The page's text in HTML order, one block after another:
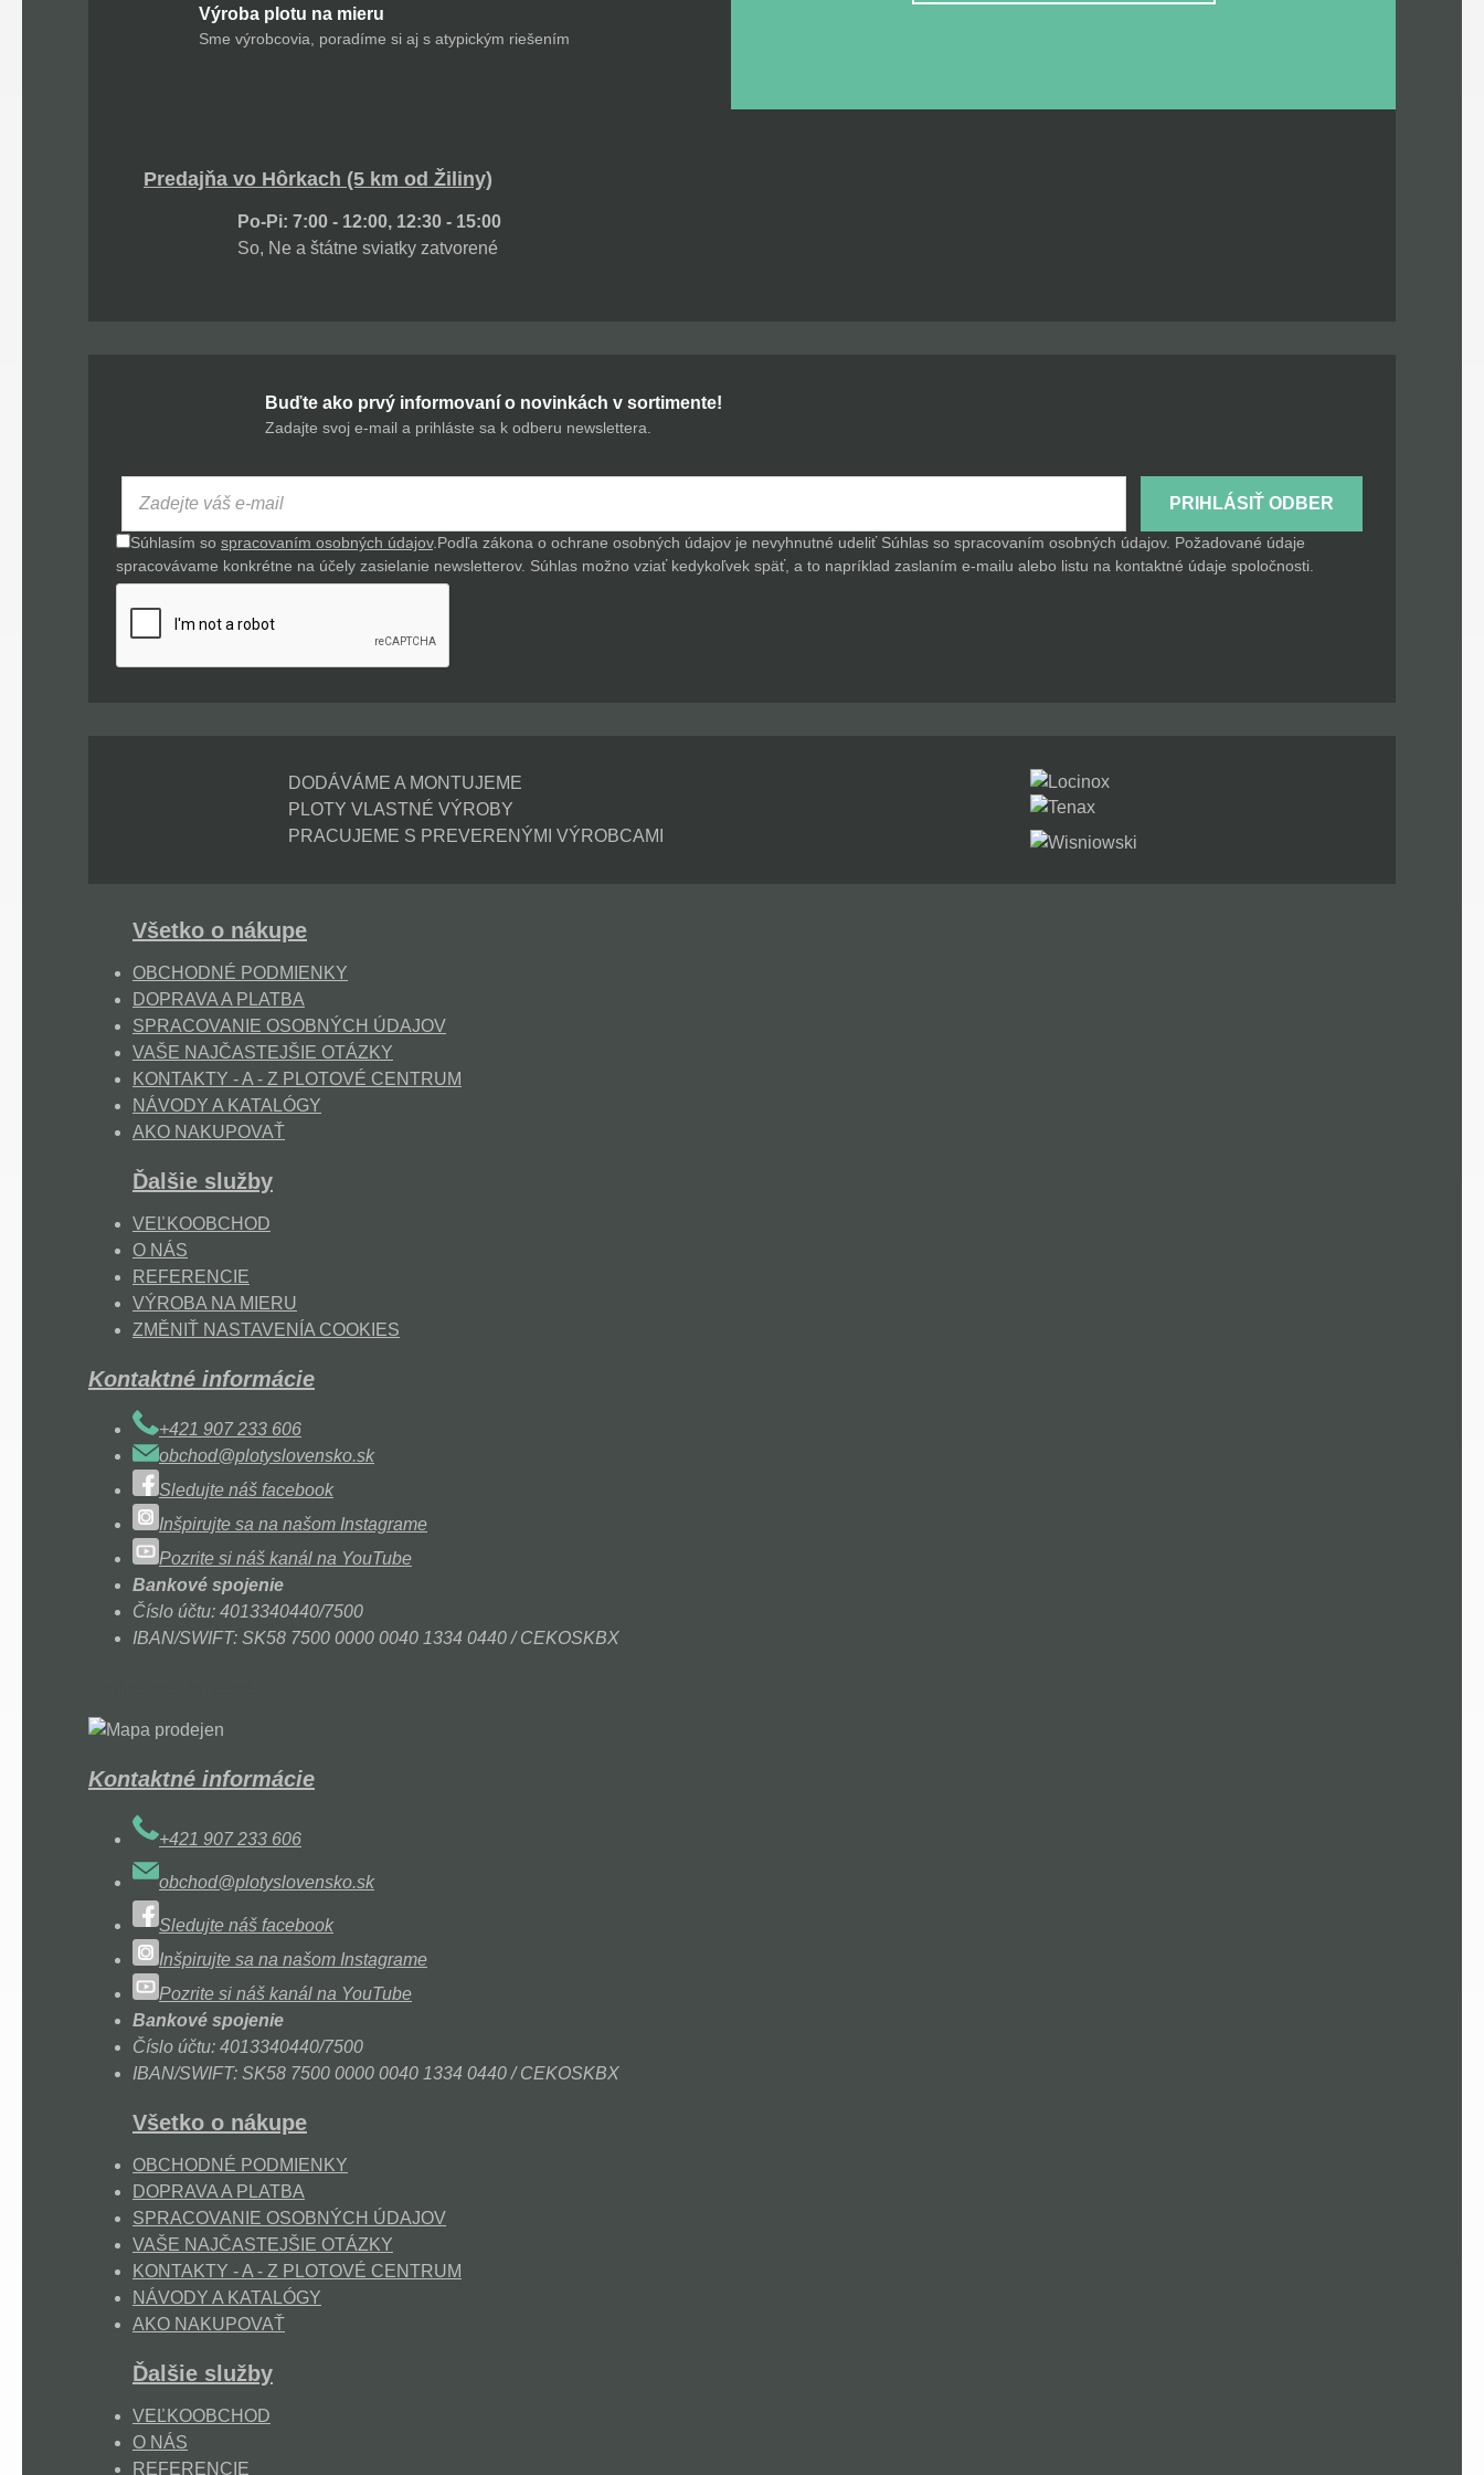
Výroba plotu na mieru
Sme výrobcovia, poradíme si aj s atypickým riešením
Predajňa vo Hôrkach (5 km od Žiliny)
Po-Pi: 7:00 - 12:00, 12:30 - 15:00
So, Ne a štátne sviatky zatvorené
Buďte ako prvý informovaní o novinkách v sortimente!
Zadajte svoj e-mail a prihláste sa k odberu newslettera.
PRIHLÁSIŤ ODBER
Súhlasím so spracovaním osobných údajov. Podľa zákona o ochrane osobných údajov je nevyhnutné udeliť Súhlas so spracovaním osobných údajov. Požadované údaje
spracovávame konkrétne na účely zasielanie newsletterov. Súhlas možno vziať kedykoľvek späť, a to napríklad zaslaním e-mailu alebo listu na kontaktné údaje spoločnosti.
DODÁVÁME A MONTUJEME
PLOTY VLASTNÉ VÝROBY
PRACUJEME S PREVERENÝMI VÝROBCAMI
Všetko o nákupe
OBCHODNÉ PODMIENKY
DOPRAVA A PLATBA
SPRACOVANIE OSOBNÝCH ÚDAJOV
VAŠE NAJČASTEJŠIE OTÁZKY
KONTAKTY - A - Z PLOTOVÉ CENTRUM
NÁVODY A KATALÓGY
AKO NAKUPOVAŤ
Ďalšie služby
VEĽKOOBCHOD
O NÁS
REFERENCIE
VÝROBA NA MIERU
ZMĚNIŤ NASTAVENÍA COOKIES
Kontaktné informácie
+421 907 233 606
obchod@plotyslovensko.sk
Sledujte náš facebook
Inšpirujte sa na našom Instagrame
Pozrite si náš kanál na YouTube
Bankové spojenie
Číslo účtu: 4013340440/7500
IBAN/SWIFT: SK58 7500 0000 0040 1334 0440 / CEKOSKBX
Kontaktné informácie
+421 907 233 606
obchod@plotyslovensko.sk
Sledujte náš facebook
Inšpirujte sa na našom Instagrame
Pozrite si náš kanál na YouTube
Bankové spojenie
Číslo účtu: 4013340440/7500
IBAN/SWIFT: SK58 7500 0000 0040 1334 0440 / CEKOSKBX
Všetko o nákupe
OBCHODNÉ PODMIENKY
DOPRAVA A PLATBA
SPRACOVANIE OSOBNÝCH ÚDAJOV
VAŠE NAJČASTEJŠIE OTÁZKY
KONTAKTY - A - Z PLOTOVÉ CENTRUM
NÁVODY A KATALÓGY
AKO NAKUPOVAŤ
Ďalšie služby
VEĽKOOBCHOD
O NÁS
REFERENCIE